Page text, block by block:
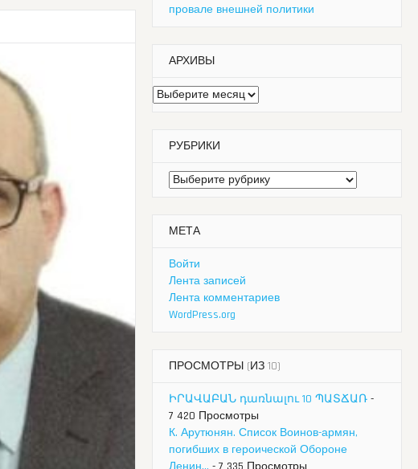
провале внешней политики
АРХИВЫ
Архивы
РУБРИКИ
Рубрики
МЕТА
Войти
Лента записей
Лента комментариев
WordPress.org
ПРОСМОТРЫ (ИЗ 10)
ԻՐԱՎԱԲԱՆ դառնալու 10 ՊԱՏՃԱՌ -
7 420 Просмотры
К. Арутюнян. Список Воинов-армян,
погибших в героической Обороне